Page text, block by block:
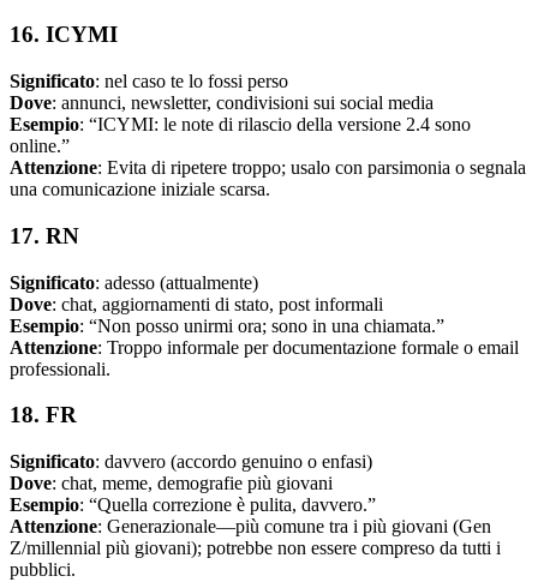
16. ICYMI
Significato: nel caso te lo fossi perso
Dove: annunci, newsletter, condivisioni sui social media
Esempio: “ICYMI: le note di rilascio della versione 2.4 sono
online.”
Attenzione: Evita di ripetere troppo; usalo con parsimonia o segnala
una comunicazione iniziale scarsa.
17. RN
Significato: adesso (attualmente)
Dove: chat, aggiornamenti di stato, post informali
Esempio: “Non posso unirmi ora; sono in una chiamata.”
Attenzione: Troppo informale per documentazione formale o email
professionali.
18. FR
Significato: davvero (accordo genuino o enfasi)
Dove: chat, meme, demografie più giovani
Esempio: “Quella correzione è pulita, davvero.”
Attenzione: Generazionale—più comune tra i più giovani (Gen
Z/millennial più giovani); potrebbe non essere compreso da tutti i
pubblici.